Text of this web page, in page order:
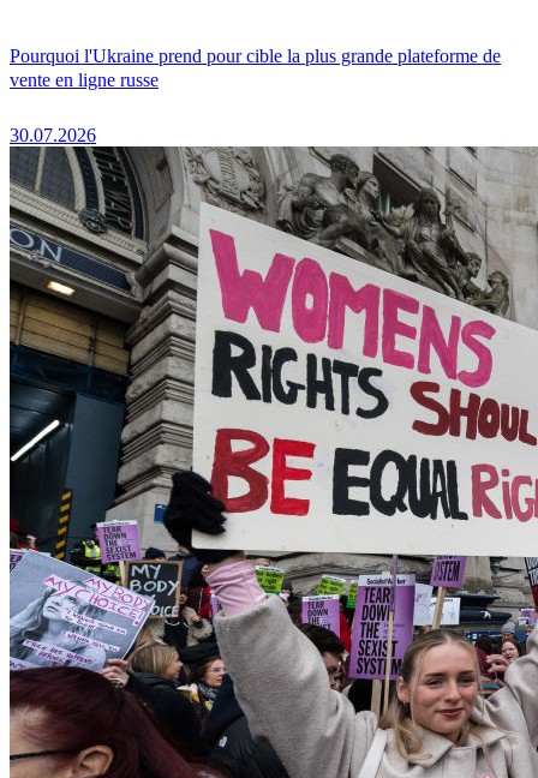
Pourquoi l'Ukraine prend pour cible la plus grande plateforme de
vente en ligne russe
30.07.2026